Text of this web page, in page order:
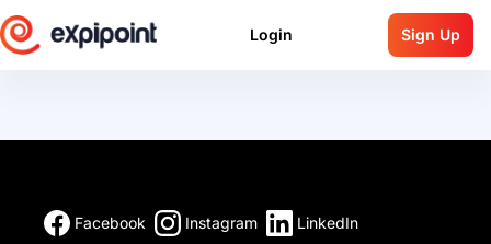
Login Sign Up
Facebook Instagram LinkedIn